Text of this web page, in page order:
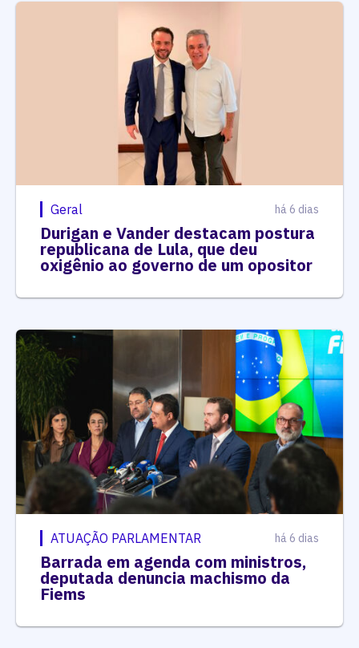
Geral há 6 dias
Durigan e Vander destacam postura
republicana de Lula, que deu
oxigênio ao governo de um opositor
ATUAÇÃO PARLAMENTAR há 6 dias
Barrada em agenda com ministros,
deputada denuncia machismo da
Fiems